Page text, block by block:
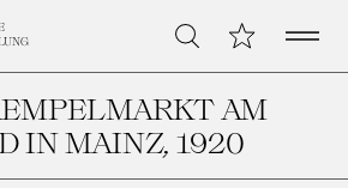
Suche Meine Open
AM
IN MAINZ, 1920